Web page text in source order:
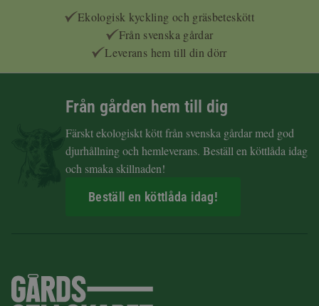
Ekologisk kyckling och gräsbeteskött
Från svenska gårdar
Leverans hem till din dörr
Från gården hem till dig
Färskt ekologiskt kött från svenska gårdar med god
djurhållning och hemleverans. Beställ en köttlåda idag
och smaka skillnaden!
Beställ en köttlåda idag!